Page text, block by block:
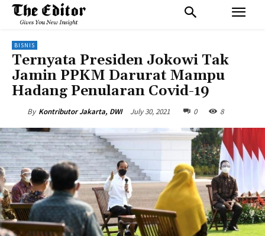
BISNIS
Ternyata Presiden Jokowi Tak
Jamin PPKM Darurat Mampu
Hadang Penularan Covid-19
By Kontributor Jakarta, DWI July 30, 2021 0 8